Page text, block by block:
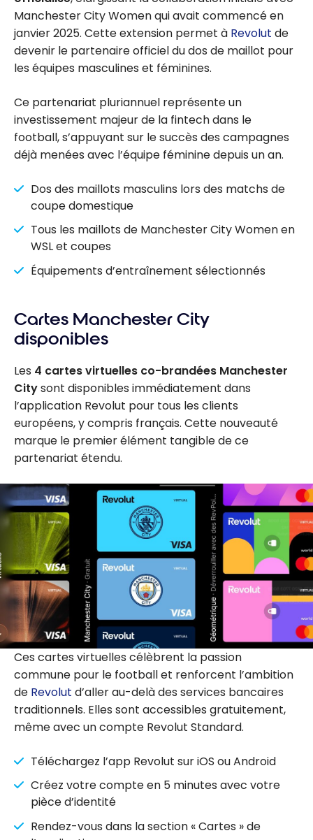
Manchester City Women qui avait commencé en
janvier 2025. Cette extension permet à Revolut de
devenir le partenaire officiel du dos de maillot pour
les équipes masculines et féminines.
Ce partenariat pluriannuel représente un
investissement majeur de la fintech dans le
football, s’appuyant sur le succès des campagnes
déjà menées avec l’équipe féminine depuis un an.
Dos des maillots masculins lors des matchs de
coupe domestique
Tous les maillots de Manchester City Women en
WSL et coupes
Équipements d’entraînement sélectionnés
Cartes Manchester City
disponibles
Les 4 cartes virtuelles co-brandées Manchester
Citysont disponibles immédiatement dans
l’application Revolut pour tous les clients
européens, y compris français. Cette nouveauté
marque le premier élément tangible de ce
partenariat étendu.
Ces cartes virtuelles célèbrent la passion
commune pour le football et renforcent l’ambition
de Revolut d’aller au-delà des services bancaires
traditionnels. Elles sont accessibles gratuitement,
même avec un compte Revolut Standard.
Téléchargez l’app Revolut sur iOS ou Android
Créez votre compte en 5 minutes avec votre
pièce d’identité
Rendez-vous dans la section « Cartes » de